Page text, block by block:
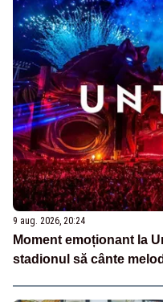
9 aug. 2026, 20:24
Moment emoționant la
stadionul să cânte